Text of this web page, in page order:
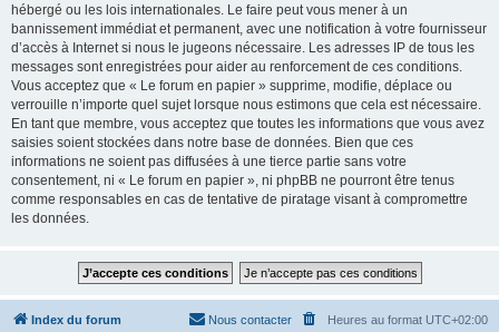
hébergé ou les lois internationales. Le faire peut vous mener à un
bannissement immédiat et permanent, avec une notification à votre fournisseur
d’accès à Internet si nous le jugeons nécessaire. Les adresses IP de tous les
messages sont enregistrées pour aider au renforcement de ces conditions.
Vous acceptez que « Le forum en papier » supprime, modifie, déplace ou
verrouille n’importe quel sujet lorsque nous estimons que cela est nécessaire.
En tant que membre, vous acceptez que toutes les informations que vous avez
saisies soient stockées dans notre base de données. Bien que ces
informations ne soient pas diffusées à une tierce partie sans votre
consentement, ni « Le forum en papier », ni phpBB ne pourront être tenus
comme responsables en cas de tentative de piratage visant à compromettre
les données.
Index du forum Heures au format UTC+02:00
Nous contacter